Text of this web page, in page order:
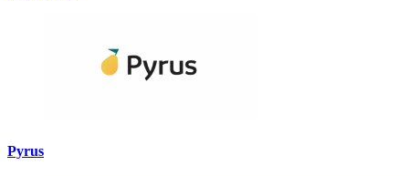
Pyrus